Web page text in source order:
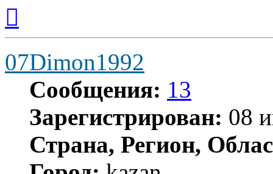
началу
07Dimon1992
Сообщения: 13
Зарегистрирован: 08
Страна, Регион,